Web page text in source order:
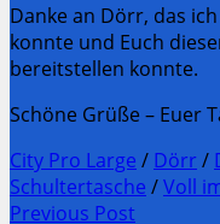
Danke an Dörr, das
konnte und Euch
bereitstellen konnte.
Schöne Grüße – Euer
City Pro Large / Dörr /
Schultertasche /Voll
Previous Post